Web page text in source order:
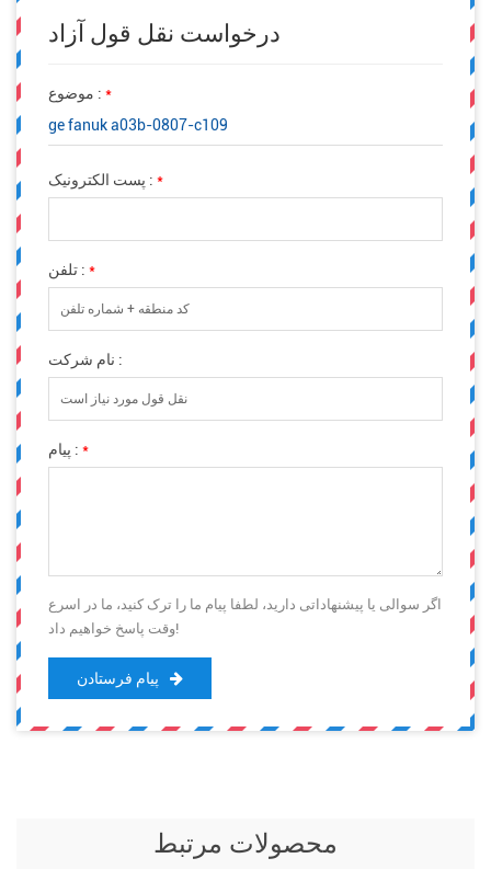
درخواست نقل قول آزاد
موضوع : *
ge fanuk a03b-0807-c109
پست الکترونیک : *
تلفن : *
نام شرکت :
پیام : *
اگر سوالی یا پیشنهاداتی دارید، لطفا پیام ما را ترک کنید، ما در اسرع
وقت پاسخ خواهیم داد!
پیام فرستادن
محصولات مرتبط